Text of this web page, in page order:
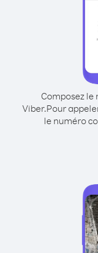
Composez le
Viber.Pour
le numéro